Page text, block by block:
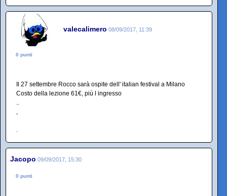
valecalimero 08/09/2017, 11:39
0 punti
Il 27 settembre Rocco sarà ospite dell' italian festival a Milano
Costo della lezione 61€, più l ingresso
Jacopo 09/09/2017, 15:30
0 punti